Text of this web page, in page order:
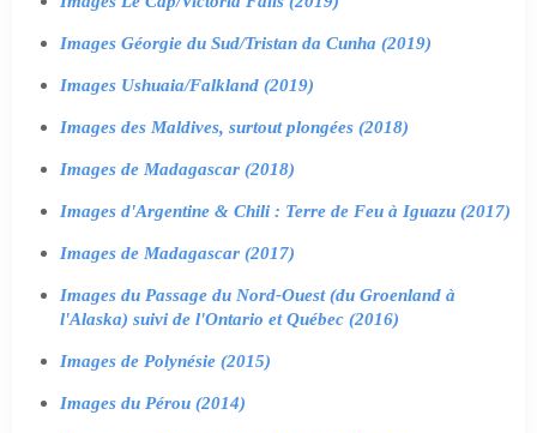
Images Géorgie du Sud/Tristan da Cunha (2019)
Images Ushuaia/Falkland (2019)
Images des Maldives, surtout plongées (2018)
Images de Madagascar (2018)
Images d'Argentine & Chili : Terre de Feu à Iguazu (2017)
Images de Madagascar (2017)
Images du Passage du Nord-Ouest (du Groenland à
l'Alaska) suivi de l'Ontario et Québec (2016)
Images de Polynésie (2015)
Images du Pérou (2014)